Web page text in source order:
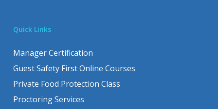
Quick Links
Manager Certification
Guest Safety First Online Courses
Private Food Protection Class
Proctoring Services